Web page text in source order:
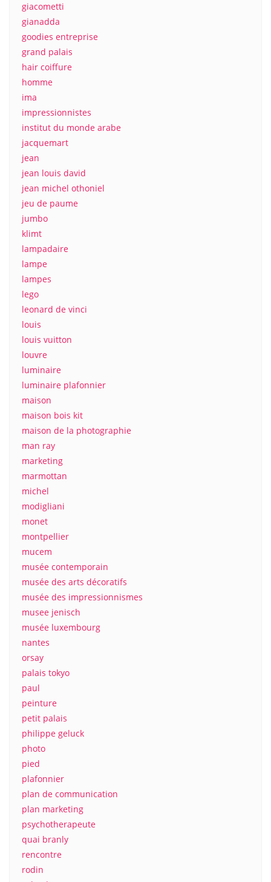
giacometti
gianadda
goodies entreprise
grand palais
hair coiffure
homme
ima
impressionnistes
institut du monde arabe
jacquemart
jean
jean louis david
jean michel othoniel
jeu de paume
jumbo
klimt
lampadaire
lampe
lampes
lego
leonard de vinci
louis
louis vuitton
louvre
luminaire
luminaire plafonnier
maison
maison bois kit
maison de la photographie
man ray
marketing
marmottan
michel
modigliani
monet
montpellier
mucem
musée contemporain
musée des arts décoratifs
musée des impressionnismes
musee jenisch
musée luxembourg
nantes
orsay
palais tokyo
paul
peinture
petit palais
philippe geluck
photo
pied
plafonnier
plan de communication
plan marketing
psychotherapeute
quai branly
rencontre
rodin